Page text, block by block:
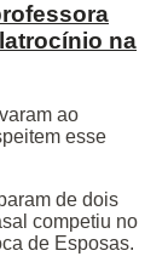
na
ao
esse
de dois
competiu no
de Esposas.